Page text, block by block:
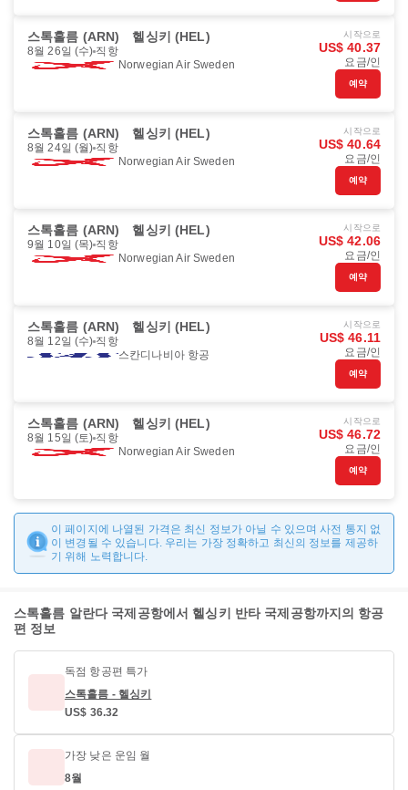
스톡홀름 (ARN) 헬싱키 (HEL)
8월 26일 (수) 직항
Norwegian Air Sweden
시작으로
US$ 40.37
요금/인
예약
스톡홀름 (ARN) 헬싱키 (HEL)
8월 24일 (월) 직항
Norwegian Air Sweden
시작으로
US$ 40.64
요금/인
예약
스톡홀름 (ARN) 헬싱키 (HEL)
9월 10일 (목) 직항
Norwegian Air Sweden
시작으로
US$ 42.06
요금/인
예약
스톡홀름 (ARN) 헬싱키 (HEL)
8월 12일 (수) 직항
스칸디나비아 항공
시작으로
US$ 46.11
요금/인
예약
스톡홀름 (ARN) 헬싱키 (HEL)
8월 15일 (토) 직항
Norwegian Air Sweden
시작으로
US$ 46.72
요금/인
예약
이 페이지에 나열된 가격은 최신 정보가 아닐 수 있으며 사전 통지 없
이 변경될 수 있습니다. 우리는 가장 정확하고 최신의 정보를 제공하
기 위해 노력합니다.
스톡홀름 알란다 국제공항에서 헬싱키 반타 국제공항까지의 항공
편 정보
독점 항공편 특가
스톡홀름 - 헬싱키
US$ 36.32
가장 낮은 운임 월
8월